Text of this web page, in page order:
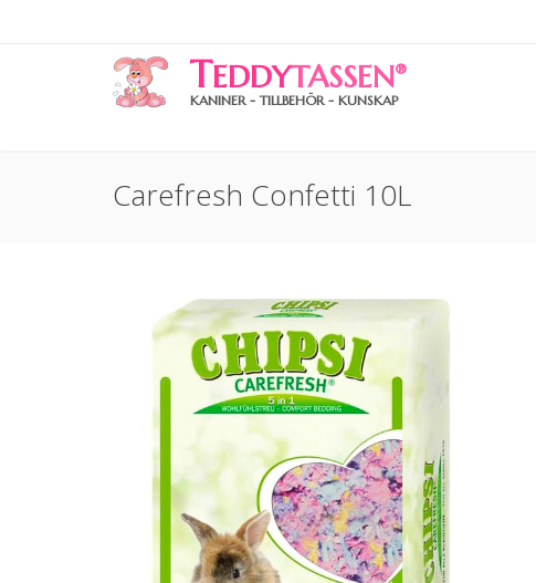
TEDDYTASSEN®
KANINER - TILLBEHÖR - KUNSKAP
Carefresh Confetti 10L